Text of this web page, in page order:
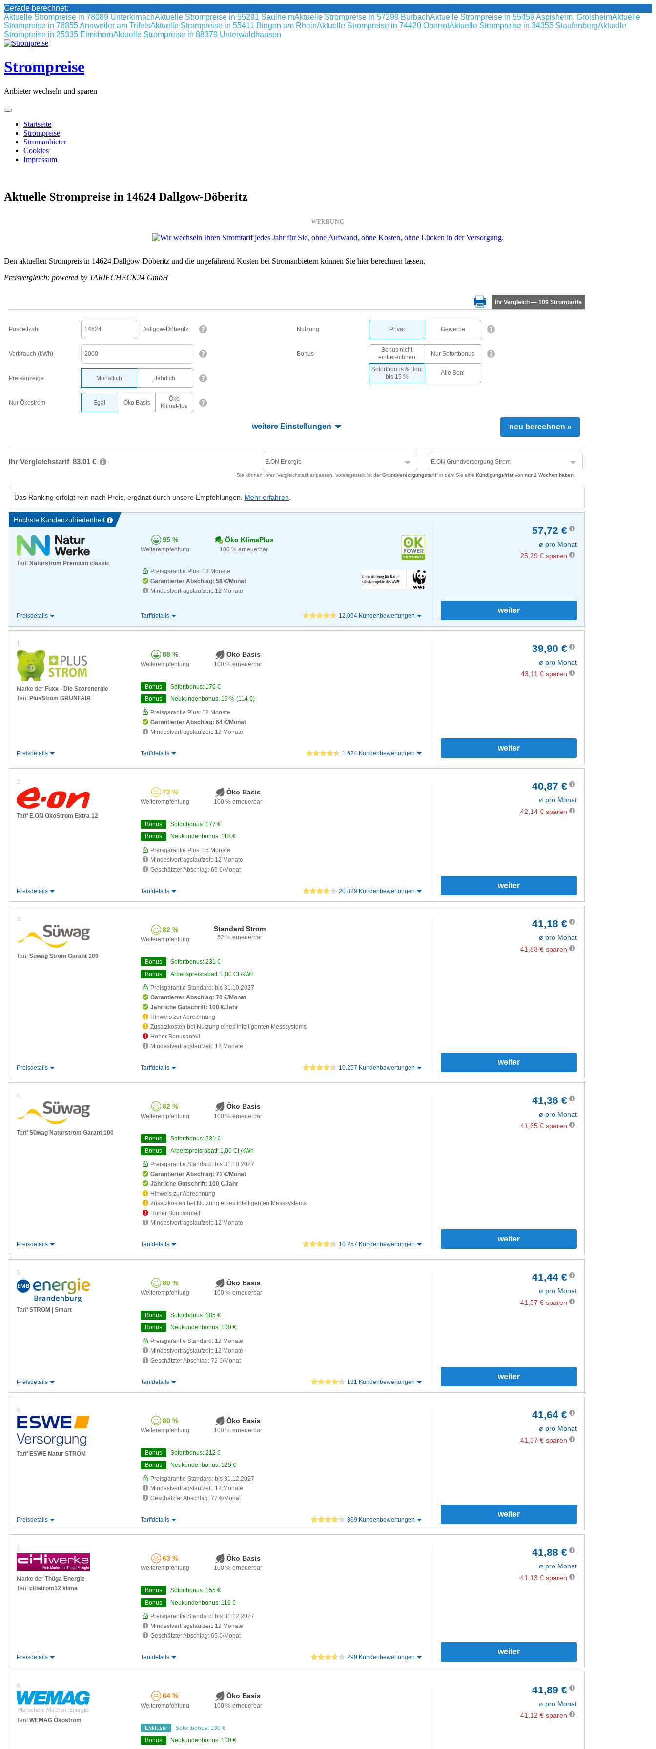
Gerade berechnet:
Aktuelle Strompreise in 78089 UnterkirnachAktuelle Strompreise in 55291 SaulheimAktuelle Strompreise in 57299 BurbachAktuelle Strompreise in 55459 Aspisheim, GrolsheimAktuelle
Strompreise in 76855 Annweiler am TrifelsAktuelle Strompreise in 55411 Bingen am RheinAktuelle Strompreise in 74420 OberrotAktuelle Strompreise in 34355 StaufenbergAktuelle
Strompreise in 25335 ElmshornAktuelle Strompreise in 88379 Unterwaldhausen
Skip
content
Strompreise
Anbieter wechseln und sparen
Startseite
Strompreise
Stromanbieter
Cookies
Impressum
Aktuelle Strompreise in 14624 Dallgow-Döberitz
WERBUNG
Den aktuellen Strompreis in 14624 Dallgow-Döberitz und die ungefährend Kosten bei Stromanbietern können Sie hier berechnen lassen.
Preisvergleich: powered by TARIFCHECK24 GmbH